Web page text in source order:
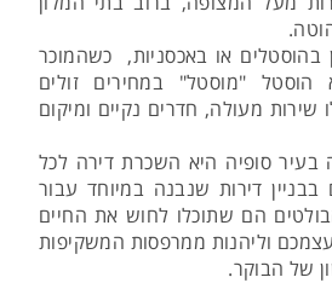
בהוסטלים או באכסניות, כשהמוכר
הוסטל "מוסטל" במחירים זולים
שירות מעולה, חדרים נקיים ומיקום
בעיר סופיה היא השכרת דירה לכל
דירות שנבנה במיוחד עבור
הם שתוכלו לחוש את החיים
וליהנות ממרפסות המשקיפות
של הבוקר.